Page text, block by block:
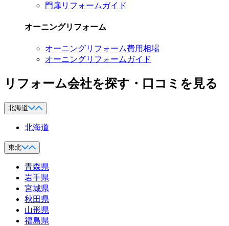
門扉リフォームガイド
オーニングリフォーム
オーニングリフォーム費用相場
オーニングリフォームガイド
リフォーム会社を探す・口コミを見る
北海道
北海道
東北
青森県
岩手県
宮城県
秋田県
山形県
福島県